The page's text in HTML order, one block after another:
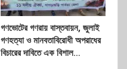
গণভোটের গণরায় বাস্তবায়ন, জুলাই
গণহত্যা ও মানবতাবিরোধী অপরাধের
বিচারের দাবিতে এক বিশাল…